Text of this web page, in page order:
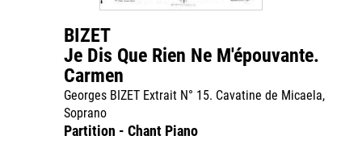
BIZET
Je Dis Que Rien Ne M'épouvante.
Carmen
Georges BIZET Extrait N° 15. Cavatine de Micaela,
Soprano
Partition - Chant Piano